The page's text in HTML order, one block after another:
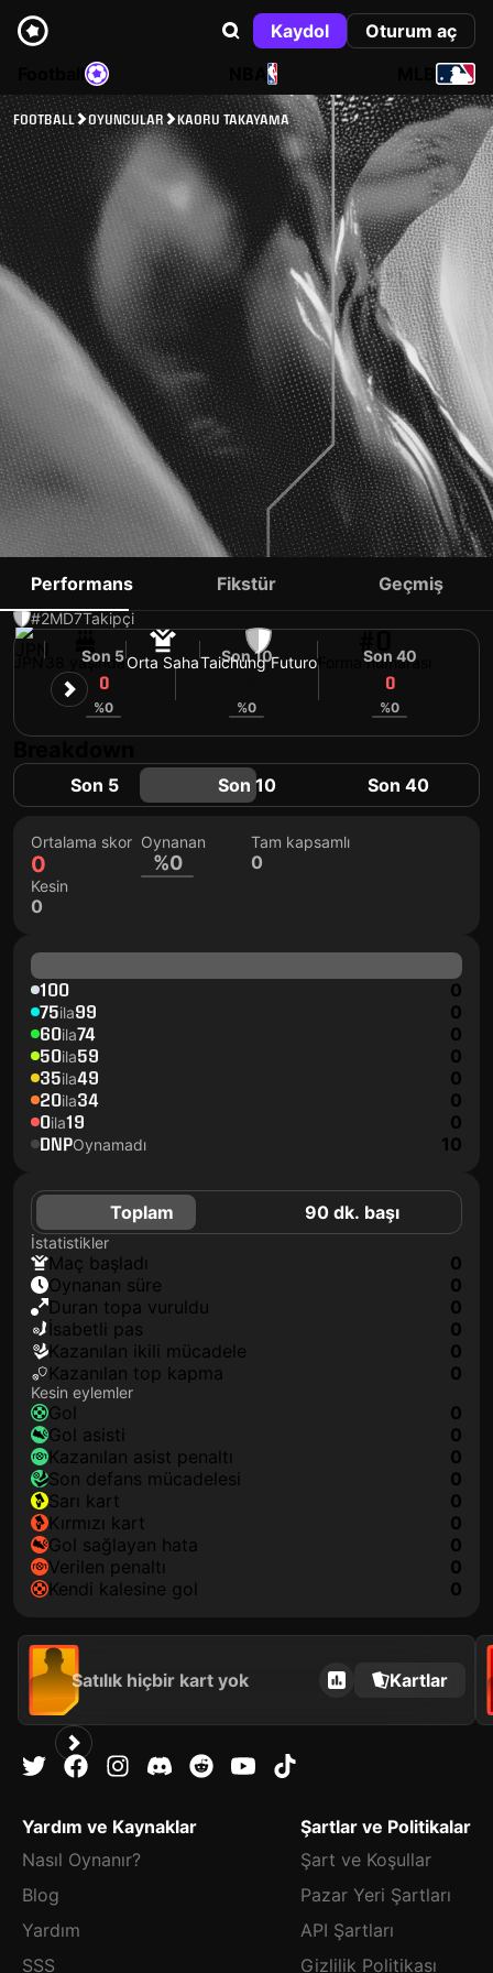
Kaydol
Oturum aç
NBA
FOOTBALL OYUNCULAR KAORU TAKAYAMA
KAORU TAKAYAMA
#2MD7Takipçi
38 yaşındaOrta SahaTaichung FuturoForma numarası
Performans Fikstür Geçmiş
Son 5
0
%0
Son 10
%0
Son 40
0
%0
Son 5 Son 10 Son 40
Ortalama skor
0
Oynanan
%0
Tam kapsamlı
0
Kesin
0
100 0
75ila99 0
60ila74 0
50ila59 0
35ila49 0
20ila34 0
0ila19 0
DNPOynamadı 10
Toplam 90 dk. başı
İstatistikler
maç başladı
0
oynanan süre
0
duran topa vuruldu
0
isabetli pas
0
kazanılan ikili mücadele
0
kazanılan top kapma
0
Kesin eylemler
gol
0
gol asisti
0
kazanılan asist penaltı
0
son defans mücadelesi
0
sarı kart
0
kırmızı kart
0
gol sağlayan hata
0
verilen penaltı
0
kendi kalesine gol
0
Satılık hiçbir kart yok Kartlar
Yardım ve Kaynaklar
Nasıl Oynanır?
Blog
Yardım
SSS
Şartlar ve Politikalar
Şart ve Koşullar
Pazar Yeri Şartları
API Şartları
Gizlilik Politikası